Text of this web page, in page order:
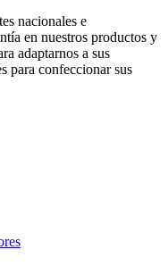
nacionales e
en nuestros productos y
adaptarnos a sus
para confeccionar sus